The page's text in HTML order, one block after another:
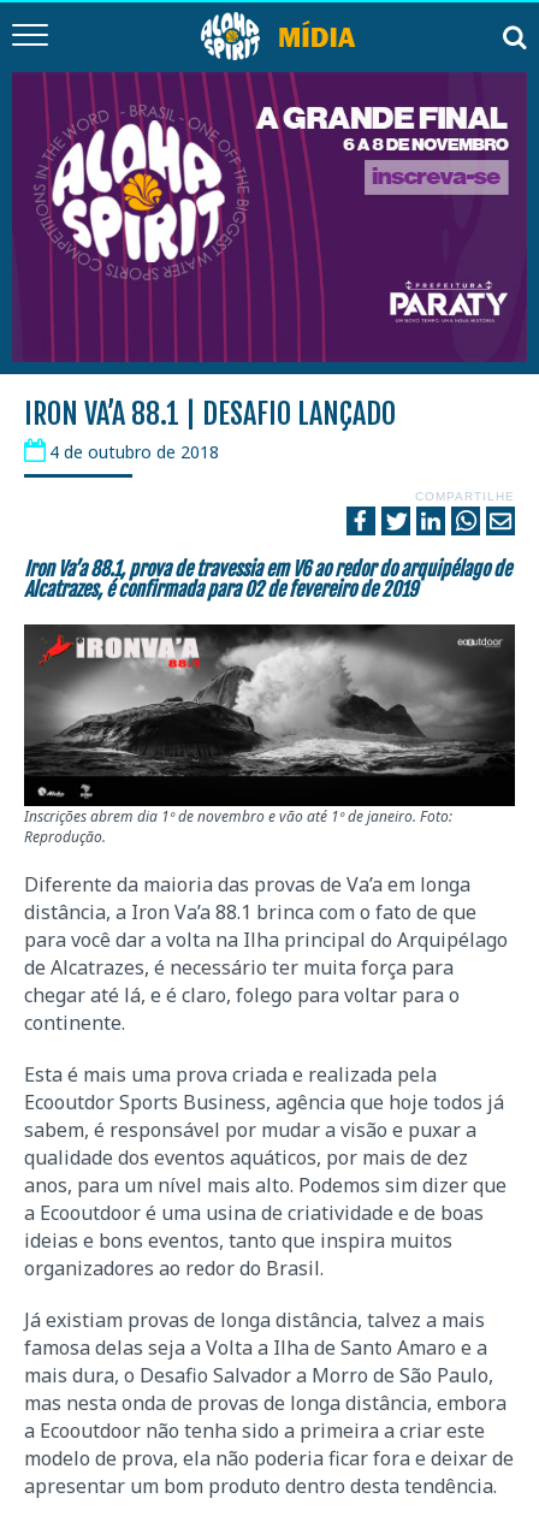
IRON VA’A 88.1 | DESAFIO LANÇADO
4 de outubro de 2018
COMPARTILHE
Iron Va’a 88.1, prova de travessia em V6 ao redor do arquipélago de
Alcatrazes, é confirmada para 02 de fevereiro de 2019
Inscrições abrem dia 1º de novembro e vão até 1º de janeiro. Foto:
Reprodução.
Diferente da maioria das provas de Va’a em longa
distância, a Iron Va’a 88.1 brinca com o fato de que
para você dar a volta na Ilha principal do Arquipélago
de Alcatrazes, é necessário ter muita força para
chegar até lá, e é claro, folego para voltar para o
continente.
Esta é mais uma prova criada e realizada pela
Ecooutdor Sports Business, agência que hoje todos já
sabem, é responsável por mudar a visão e puxar a
qualidade dos eventos aquáticos, por mais de dez
anos, para um nível mais alto. Podemos sim dizer que
a Ecooutdoor é uma usina de criatividade e de boas
ideias e bons eventos, tanto que inspira muitos
organizadores ao redor do Brasil.
Já existiam provas de longa distância, talvez a mais
famosa delas seja a Volta a Ilha de Santo Amaro e a
mais dura, o Desafio Salvador a Morro de São Paulo,
mas nesta onda de provas de longa distância, embora
a Ecooutdoor não tenha sido a primeira a criar este
modelo de prova, ela não poderia ficar fora e deixar de
apresentar um bom produto dentro desta tendência.